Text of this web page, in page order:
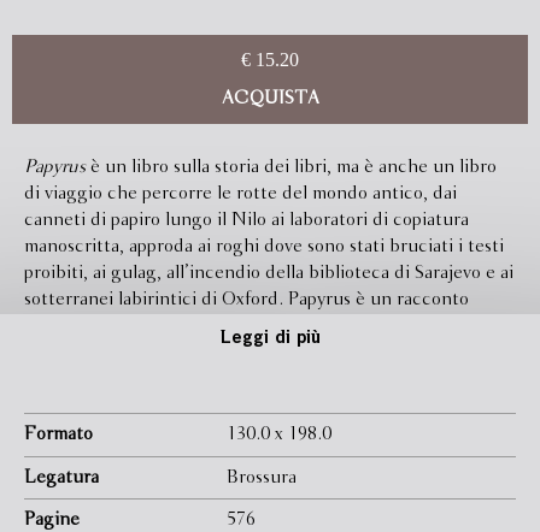
€ 15.20
ACQUISTA
Papyrusè un libro sulla storia dei libri, ma è anche un libro
di viaggio che percorre le rotte del mondo antico, dai
canneti di papiro lungo il Nilo ai laboratori di copiatura
manoscritta, approda ai roghi dove sono stati bruciati i testi
proibiti, ai gulag, all’incendio della biblioteca di Sarajevo e ai
sotterranei labirintici di Oxford. Papyrus è un racconto
personalissimo, in cui un filo invisibile collega i classici al
un’avventura collettiva che ha come protagoniste le migliaia
di persone che nel corso del tempo hanno salvato e protetto
i libri.
Leggi di più
Formato 130.0 x 198.0
Legatura Brossura
Pagine 576